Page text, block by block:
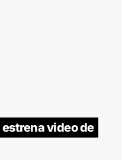
video de